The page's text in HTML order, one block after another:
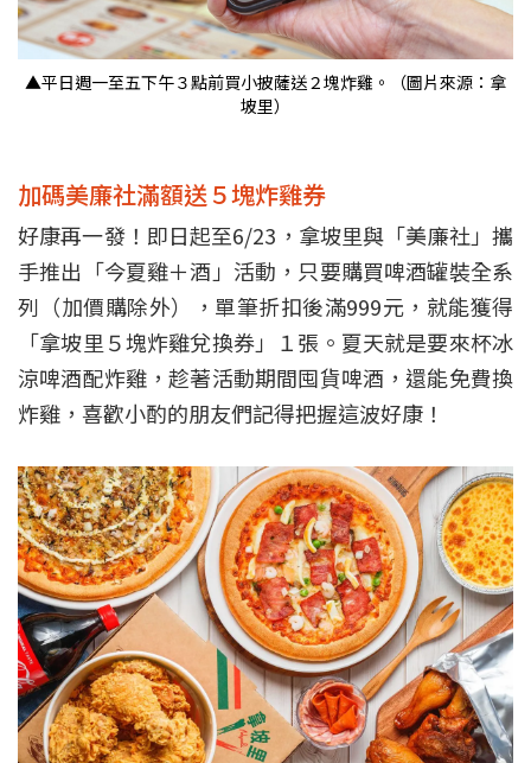
▲平日週一至五下午３點前買小披薩送２塊炸雞。（圖片來源：拿
坡里）
加碼美廉社滿額送５塊炸雞券
好康再一發！即日起至6/23，拿坡里與「美廉社」攜
手推出「今夏雞＋酒」活動，只要購買啤酒罐裝全系
列（加價購除外），單筆折扣後滿999元，就能獲得
「拿坡里５塊炸雞兌換券」１張。夏天就是要來杯冰
涼啤酒配炸雞，趁著活動期間囤貨啤酒，還能免費換
炸雞，喜歡小酌的朋友們記得把握這波好康！